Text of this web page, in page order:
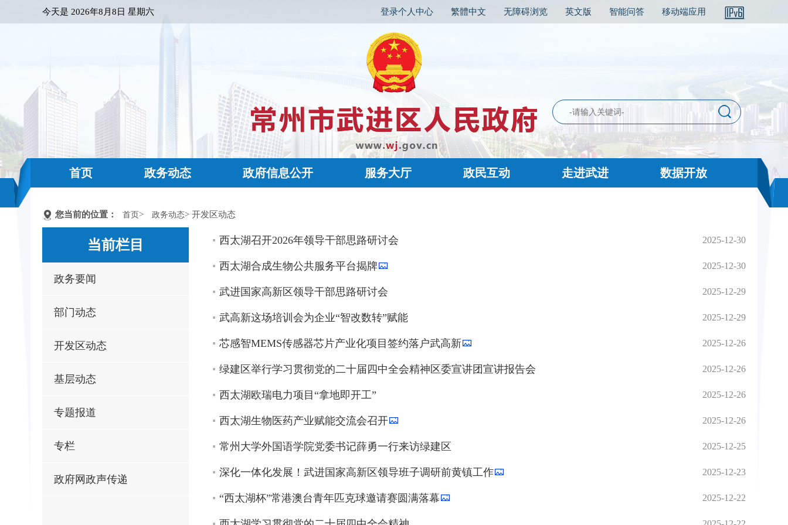
今天是 2026年8月8日 星期六 登录个人中心 繁體中文 无障碍浏览 英文版 智能问答 移动端应用
首页 政务动态 政府信息公开 服务大厅 政民互动 走进武进 数据开放
您当前的位置： 首页> 政务动态> 开发区动态
当前栏目
政务要闻
部门动态
开发区动态
基层动态
专题报道
专栏
政府网政声传递
西太湖召开2026年领导干部思路研讨会 2025-12-30
西太湖合成生物公共服务平台揭牌 2025-12-30
武进国家高新区领导干部思路研讨会 2025-12-29
武高新这场培训会为企业“智改数转”赋能 2025-12-29
芯感智MEMS传感器芯片产业化项目签约落户武高新 2025-12-26
绿建区举行学习贯彻党的二十届四中全会精神区委宣讲团宣讲报告会 2025-12-26
西太湖欧瑞电力项目“拿地即开工” 2025-12-26
西太湖生物医药产业赋能交流会召开 2025-12-26
常州大学外国语学院党委书记薛勇一行来访绿建区 2025-12-25
深化一体化发展！武进国家高新区领导班子调研前黄镇工作 2025-12-23
“西太湖杯”常港澳台青年匹克球邀请赛圆满落幕 2025-12-22